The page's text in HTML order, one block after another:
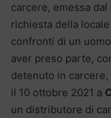
carcere, emessa
richiesta della
confronti di un
aver preso parte,
detenuto in carcere,
il 10 ottobre 2021 a
un distributore di